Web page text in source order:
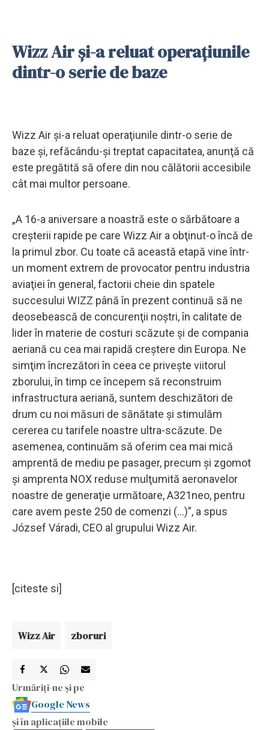
Wizz Air şi-a reluat operaţiunile
dintr-o serie de baze
Wizz Air şi-a reluat operaţiunile dintr-o serie de
baze şi, refăcându-şi treptat capacitatea, anunţă că
este pregătită să ofere din nou călătorii accesibile
cât mai multor persoane.
„A 16-a aniversare a noastră este o sărbătoare a
creşterii rapide pe care Wizz Air a obţinut-o încă de
la primul zbor. Cu toate că această etapă vine într-
un moment extrem de provocator pentru industria
aviaţiei în general, factorii cheie din spatele
succesului WIZZ până în prezent continuă să ne
deosebească de concurenţii noştri, în calitate de
lider în materie de costuri scăzute şi de compania
aeriană cu cea mai rapidă creştere din Europa. Ne
simţim încrezători în ceea ce priveşte viitorul
zborului, în timp ce începem să reconstruim
infrastructura aeriană, suntem deschizători de
drum cu noi măsuri de sănătate şi stimulăm
cererea cu tarifele noastre ultra-scăzute. De
asemenea, continuăm să oferim cea mai mică
amprentă de mediu pe pasager, precum şi zgomot
şi amprenta NOX reduse mulţumită aeronavelor
noastre de generaţie următoare, A321neo, pentru
care avem peste 250 de comenzi (...)”, a spus
József Váradi, CEO al grupului Wizz Air.
[citeste si]
Wizz Air zboruri
Urmăriți-ne și pe
Google News
și în aplicațiile mobile